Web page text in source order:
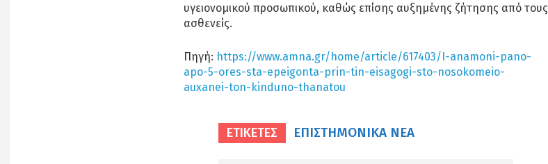
υγειονομικού προσωπικού, καθώς επίσης αυξημένης ζήτησης από τους
ασθενείς.
Πηγή: https://www.amna.gr/home/article/617403/I-anamoni-pano-
apo-5-ores-sta-epeigonta-prin-tin-eisagogi-sto-nosokomeio-
auxanei-ton-kinduno-thanatou
ΕΤΙΚΕΤΕΣ ΕΠΙΣΤΗΜΟΝΙΚΆ ΝΈΑ